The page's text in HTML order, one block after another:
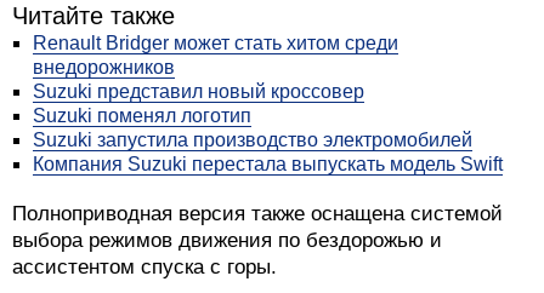
Читайте также
Renault Bridger может стать хитом среди
внедорожников
Suzuki представил новый кроссовер
Suzuki поменял логотип
Suzuki запустила производство электромобилей
Компания Suzuki перестала выпускать модель Swift
Полноприводная версия также оснащена системой
выбора режимов движения по бездорожью и
ассистентом спуска с горы.